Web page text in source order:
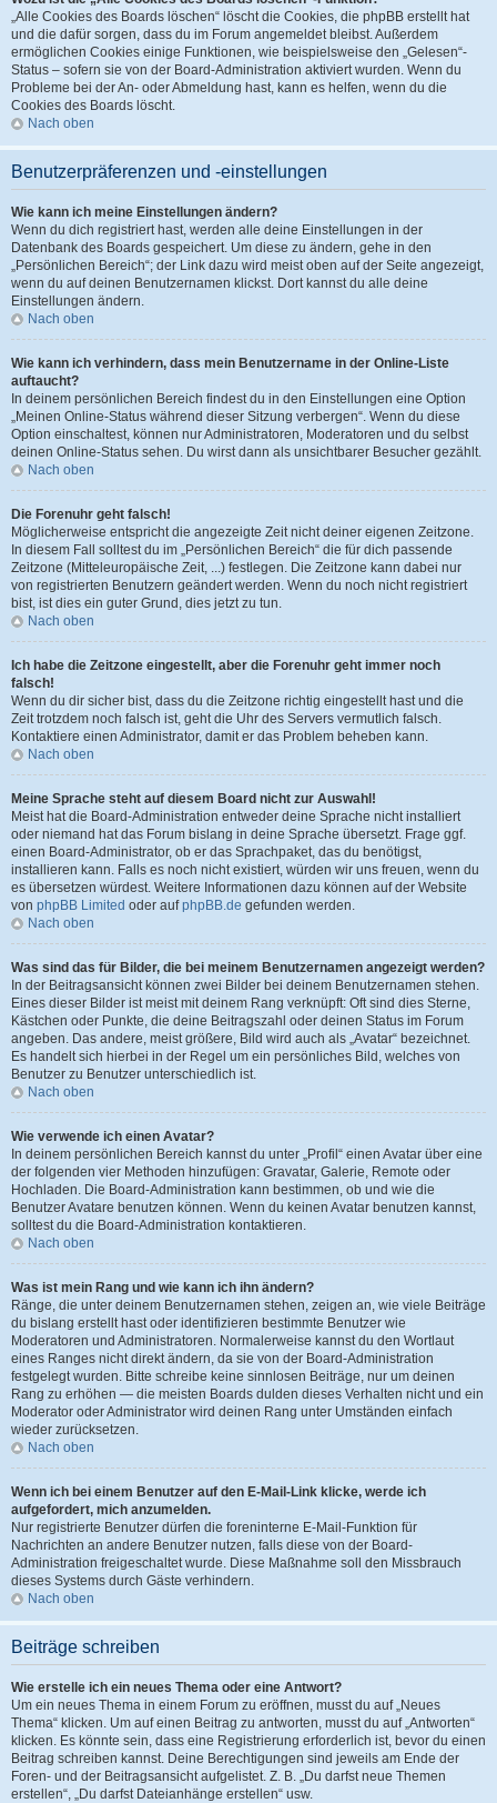
„Alle Cookies des Boards löschen“ löscht die Cookies, die phpBB erstellt hat
und die dafür sorgen, dass du im Forum angemeldet bleibst. Außerdem
ermöglichen Cookies einige Funktionen, wie beispielsweise den „Gelesen“-
Status – sofern sie von der Board-Administration aktiviert wurden. Wenn du
Probleme bei der An- oder Abmeldung hast, kann es helfen, wenn du die
Cookies des Boards löscht.
Nach oben
Benutzerpräferenzen und -einstellungen
Wie kann ich meine Einstellungen ändern?
Wenn du dich registriert hast, werden alle deine Einstellungen in der
Datenbank des Boards gespeichert. Um diese zu ändern, gehe in den
„Persönlichen Bereich“; der Link dazu wird meist oben auf der Seite angezeigt,
wenn du auf deinen Benutzernamen klickst. Dort kannst du alle deine
Einstellungen ändern.
Nach oben
Wie kann ich verhindern, dass mein Benutzername in der Online-Liste
auftaucht?
In deinem persönlichen Bereich findest du in den Einstellungen eine Option
„Meinen Online-Status während dieser Sitzung verbergen“. Wenn du diese
Option einschaltest, können nur Administratoren, Moderatoren und du selbst
deinen Online-Status sehen. Du wirst dann als unsichtbarer Besucher gezählt.
Nach oben
Die Forenuhr geht falsch!
Möglicherweise entspricht die angezeigte Zeit nicht deiner eigenen Zeitzone.
In diesem Fall solltest du im „Persönlichen Bereich“ die für dich passende
Zeitzone (Mitteleuropäische Zeit, ...) festlegen. Die Zeitzone kann dabei nur
von registrierten Benutzern geändert werden. Wenn du noch nicht registriert
bist, ist dies ein guter Grund, dies jetzt zu tun.
Nach oben
Ich habe die Zeitzone eingestellt, aber die Forenuhr geht immer noch
falsch!
Wenn du dir sicher bist, dass du die Zeitzone richtig eingestellt hast und die
Zeit trotzdem noch falsch ist, geht die Uhr des Servers vermutlich falsch.
Kontaktiere einen Administrator, damit er das Problem beheben kann.
Nach oben
Meine Sprache steht auf diesem Board nicht zur Auswahl!
Meist hat die Board-Administration entweder deine Sprache nicht installiert
oder niemand hat das Forum bislang in deine Sprache übersetzt. Frage ggf.
einen Board-Administrator, ob er das Sprachpaket, das du benötigst,
installieren kann. Falls es noch nicht existiert, würden wir uns freuen, wenn du
es übersetzen würdest. Weitere Informationen dazu können auf der Website
von phpBB Limited oder aufphpBB.de gefunden werden.
Nach oben
Was sind das für Bilder, die bei meinem Benutzernamen angezeigt werden?
In der Beitragsansicht können zwei Bilder bei deinem Benutzernamen stehen.
Eines dieser Bilder ist meist mit deinem Rang verknüpft: Oft sind dies Sterne,
Kästchen oder Punkte, die deine Beitragszahl oder deinen Status im Forum
angeben. Das andere, meist größere, Bild wird auch als „Avatar“ bezeichnet.
Es handelt sich hierbei in der Regel um ein persönliches Bild, welches von
Benutzer zu Benutzer unterschiedlich ist.
Nach oben
Wie verwende ich einen Avatar?
In deinem persönlichen Bereich kannst du unter „Profil“ einen Avatar über eine
der folgenden vier Methoden hinzufügen: Gravatar, Galerie, Remote oder
Hochladen. Die Board-Administration kann bestimmen, ob und wie die
Benutzer Avatare benutzen können. Wenn du keinen Avatar benutzen kannst,
solltest du die Board-Administration kontaktieren.
Nach oben
Was ist mein Rang und wie kann ich ihn ändern?
Ränge, die unter deinem Benutzernamen stehen, zeigen an, wie viele Beiträge
du bislang erstellt hast oder identifizieren bestimmte Benutzer wie
Moderatoren und Administratoren. Normalerweise kannst du den Wortlaut
eines Ranges nicht direkt ändern, da sie von der Board-Administration
festgelegt wurden. Bitte schreibe keine sinnlosen Beiträge, nur um deinen
Rang zu erhöhen — die meisten Boards dulden dieses Verhalten nicht und ein
Moderator oder Administrator wird deinen Rang unter Umständen einfach
wieder zurücksetzen.
Nach oben
Wenn ich bei einem Benutzer auf den E-Mail-Link klicke, werde ich
aufgefordert, mich anzumelden.
Nur registrierte Benutzer dürfen die foreninterne E-Mail-Funktion für
Nachrichten an andere Benutzer nutzen, falls diese von der Board-
Administration freigeschaltet wurde. Diese Maßnahme soll den Missbrauch
dieses Systems durch Gäste verhindern.
Nach oben
Beiträge schreiben
Wie erstelle ich ein neues Thema oder eine Antwort?
Um ein neues Thema in einem Forum zu eröffnen, musst du auf „Neues
Thema“ klicken. Um auf einen Beitrag zu antworten, musst du auf „Antworten“
klicken. Es könnte sein, dass eine Registrierung erforderlich ist, bevor du einen
Beitrag schreiben kannst. Deine Berechtigungen sind jeweils am Ende der
Foren- und der Beitragsansicht aufgelistet. Z. B. „Du darfst neue Themen
erstellen“, „Du darfst Dateianhänge erstellen“ usw.